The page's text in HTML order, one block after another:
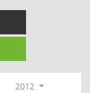
2012